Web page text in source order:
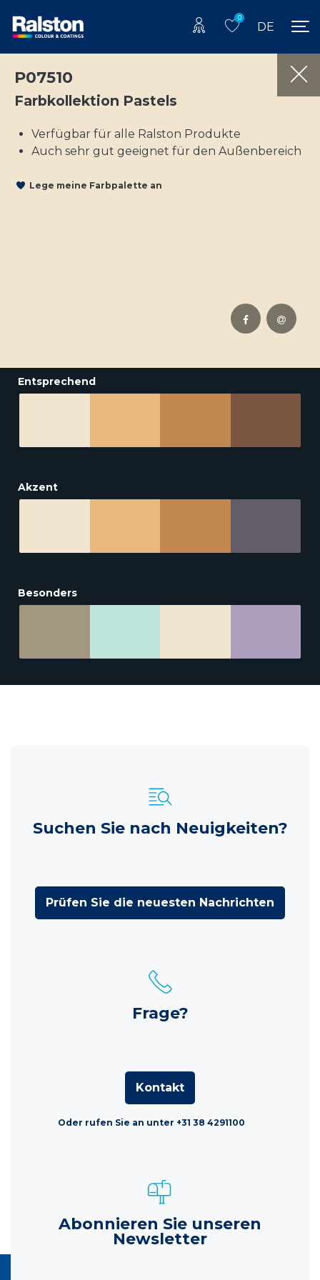
0
DE
P07510
Farbkollektion Pastels
Verfügbar für alle Ralston Produkte
Auch sehr gut geeignet für den Außenbereich
Lege meine Farbpalette an
Entsprechend
Akzent
Besonders
Suchen Sie nach Neuigkeiten?
Prüfen Sie die neuesten Nachrichten
Frage?
Kontakt
Oder rufen Sie an unter +31 38 4291100
Abonnieren Sie unseren
Newsletter